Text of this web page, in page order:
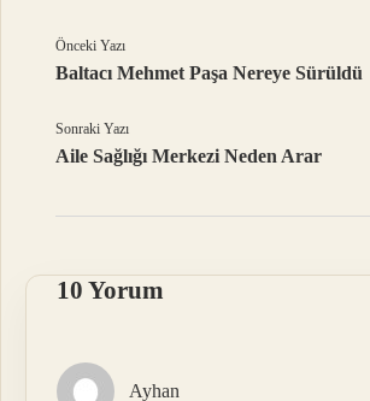
Önceki Yazı
Baltacı Mehmet Paşa Nereye Sürüldü
Sonraki Yazı
Aile Sağlığı Merkezi Neden Arar
10 Yorum
Ayhan